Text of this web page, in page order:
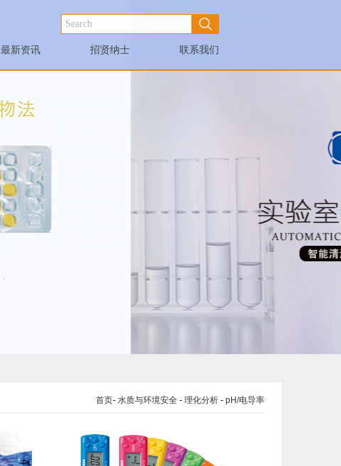
联系我们
招贤纳士
最新资讯
首页- 水质与环境安全 - 理化分析 - pH/电导率